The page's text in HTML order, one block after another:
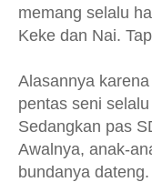
memang selalu
Keke dan Nai.
Alasannya
pentas seni
Sedangkan pas
Awalnya, anak-
bundanya